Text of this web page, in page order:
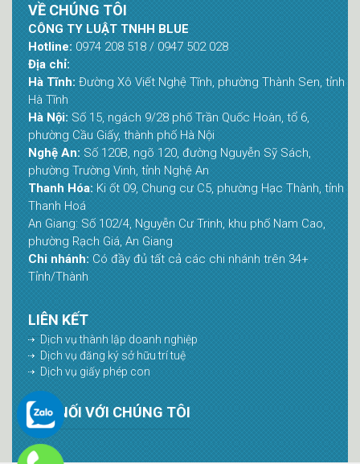
VỀ CHÚNG TÔI
CÔNG TY LUẬT TNHH BLUE
Hotline: 0974 208 518 / 0947 502 028
Địa chỉ:
Hà Tĩnh: Đường Xô Viết Nghệ Tĩnh, phường Thành Sen, tỉnh
Hà Tĩnh
Hà Nội: Số 15, ngách 9/28 phố Trần Quốc Hoàn, tổ 6,
phường Cầu Giấy, thành phố Hà Nội
Nghệ An: Số 120B, ngõ 120, đường Nguyễn Sỹ Sách,
phường Trường Vinh, tỉnh Nghệ An
Thanh Hóa: Ki ốt 09, Chung cư C5, phường Hạc Thành, tỉnh
Thanh Hoá
An Giang: Số 102/4, Nguyễn Cư Trinh, khu phố Nam Cao,
phường Rạch Giá, An Giang
Chi nhánh: Có đầy đủ tất cả các chi nhánh trên 34+
Tỉnh/Thành
LIÊN KẾT
Dịch vụ thành lập doanh nghiệp
Dịch vụ đăng ký sở hữu trí tuệ
Dịch vụ giấy phép con
KẾT NỐI VỚI CHÚNG TÔI